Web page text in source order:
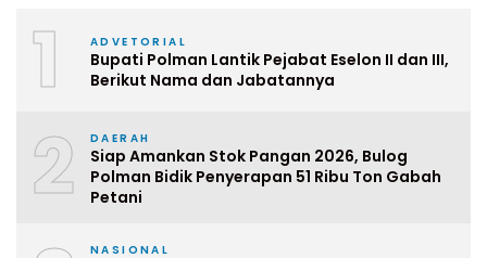
1 ADVETORIAL
Bupati Polman Lantik Pejabat Eselon II dan III,
Berikut Nama dan Jabatannya
2 DAERAH
Siap Amankan Stok Pangan 2026, Bulog
Polman Bidik Penyerapan 51 Ribu Ton Gabah
Petani
NASIONAL